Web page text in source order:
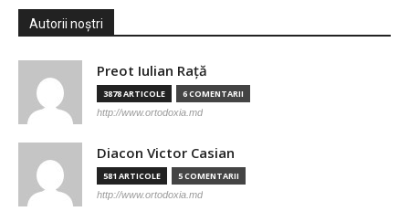
Autorii noștri
Preot Iulian Raţă
3878 ARTICOLE 6 COMENTARII
http://www.ortodoxia.md
Diacon Victor Casian
581 ARTICOLE 5 COMENTARII
http://www.ortodoxia.md